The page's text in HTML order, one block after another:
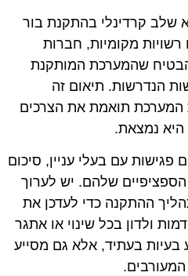
שלב קרדינלי בהתקנת בור
מקומיות, חברות
שהמערכת המותקנת
הנדרשות. תיאום זה
תואמת את הצרכים
נמצאת.
פגישות עם בעלי עניין, סיכום
שלהם. יש לערוך
ההתקנה כדי לעדכן את
ולדון בכל שינוי או אתגר
בעתיד, אלא גם מסייע
המעורבים.